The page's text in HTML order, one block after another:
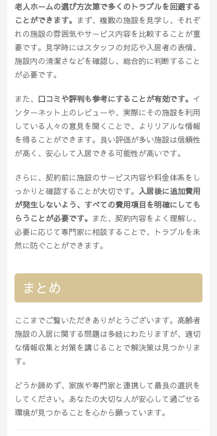
老人ホームの選び方次第で多くのトラブルを回避する
ことができます。 まず、複数の施設を見学し、それぞ
れの施設の雰囲気やサービス内容を比較することが重
要です。見学時にはスタッフの対応や入居者の表情、
施設内の清潔さなどを確認し、総合的に判断すること
が必要です。
また、 口コミや評判も参考にすることが有効です。 イ
ンターネット上のレビューや、実際にその施設を利用
している人々の意見を聞くことで、よりリアルな情報
を得ることができます。良い評価が多い施設は信頼性
が高く、安心して入居できる可能性が高いです。
さらに、契約前に施設のサービス内容や料金体系をし
っかりと確認することが大切です。 入居後に追加費用
が発生しないよう、すべての費用項目を明確にしても
らうことが必要です。 また、契約内容をよく理解し、
必要に応じて専門家に相談することで、トラブルを未
然に防ぐことができます。
まとめ
ここまでご覧いただきありがとうございます。高齢者
施設の入居に関する問題は多岐にわたりますが、適切
な情報収集と対策を講じることで解決策は見つかりま
す。
どうか諦めず、家族や専門家と連携して最良の選択を
してください。あなたの大切な人が安心して過ごせる
環境が見つかることを心から願っています。